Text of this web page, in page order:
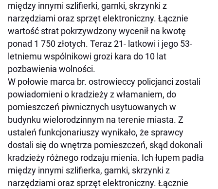
między innymi szlifierki, garnki, skrzynki z
narzędziami oraz sprzęt elektroniczny. Łącznie
wartość strat pokrzywdzony wycenił na kwotę
ponad 1 750 złotych. Teraz 21- latkowi i jego 53-
letniemu wspólnikowi grozi kara do 10 lat
pozbawienia wolności.
W połowie marca br. ostrowieccy policjanci zostali
powiadomieni o kradzieży z włamaniem, do
pomieszczeń piwnicznych usytuowanych w
budynku wielorodzinnym na terenie miasta. Z
ustaleń funkcjonariuszy wynikało, że sprawcy
dostali się do wnętrza pomieszczeń, skąd dokonali
kradzieży różnego rodzaju mienia. Ich łupem padła
między innymi szlifierka, garnki, skrzynki z
narzędziami oraz sprzęt elektroniczny. Łącznie